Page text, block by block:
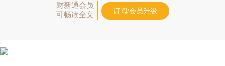
财新通会员
可畅读全文
订阅/会员升级